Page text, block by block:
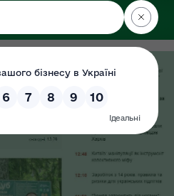
округу